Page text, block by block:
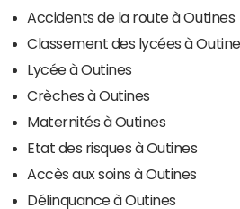
Accidents de la route à Outines
Classement des lycées à
Lycée à Outines
Crèches à Outines
Maternités à Outines
Etat des risques à Outines
Accès aux soins à Outines
Délinquance à Outines